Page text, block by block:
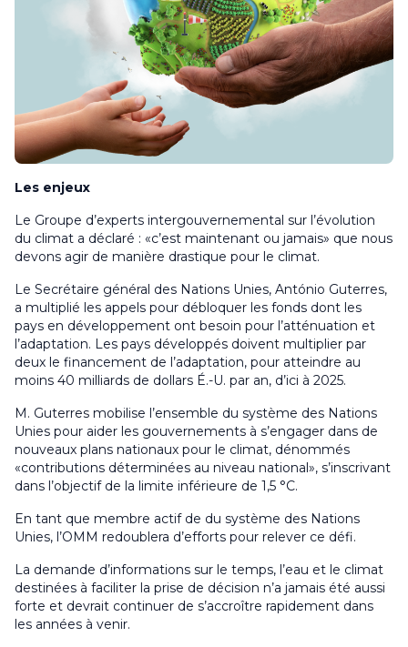
Les enjeux
Le Groupe d’experts intergouvernemental sur l’évolution
du climat a déclaré : «c’est maintenant ou jamais» que nous
devons agir de manière drastique pour le climat.
Le Secrétaire général des Nations Unies, António Guterres,
a multiplié les appels pour débloquer les fonds dont les
pays en développement ont besoin pour l’atténuation et
l’adaptation. Les pays développés doivent multiplier par
deux le financement de l’adaptation, pour atteindre au
moins 40 milliards de dollars É.-U. par an, d’ici à 2025.
M. Guterres mobilise l’ensemble du système des Nations
Unies pour aider les gouvernements à s’engager dans de
nouveaux plans nationaux pour le climat, dénommés
«contributions déterminées au niveau national», s’inscrivant
dans l’objectif de la limite inférieure de 1,5 °C.
En tant que membre actif de du système des Nations
Unies, l’OMM redoublera d’efforts pour relever ce défi.
La demande d’informations sur le temps, l’eau et le climat
destinées à faciliter la prise de décision n’a jamais été aussi
forte et devrait continuer de s’accroître rapidement dans
les années à venir.